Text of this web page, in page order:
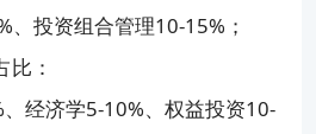
、投资组合管理10-15%；
比：
经济学5-10%、权益投资10-